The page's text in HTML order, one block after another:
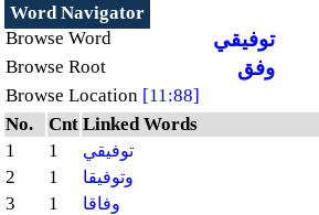
Word Navigator
Browse Word
توفيقي
Browse Root وفق
Browse Location [11:88]
No.
Cnt Linked Words
1
1 توفيقي
2 1 وتوفيقا
3 1 وفاقا